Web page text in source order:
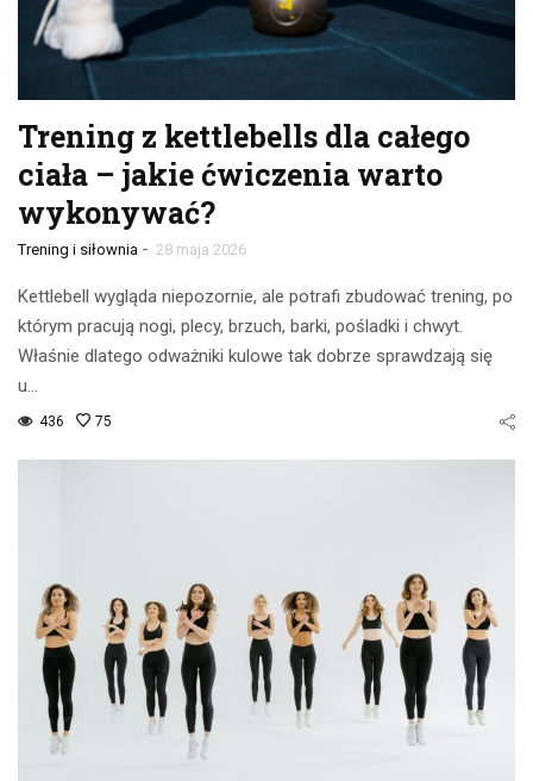
Trening z kettlebells dla całego
ciała – jakie ćwiczenia warto
wykonywać?
Trening i siłownia - 28 maja 2026
Kettlebell wygląda niepozornie, ale potrafi zbudować trening, po
którym pracują nogi, plecy, brzuch, barki, pośladki i chwyt.
Właśnie dlatego odważniki kulowe tak dobrze sprawdzają się
u…
436 75